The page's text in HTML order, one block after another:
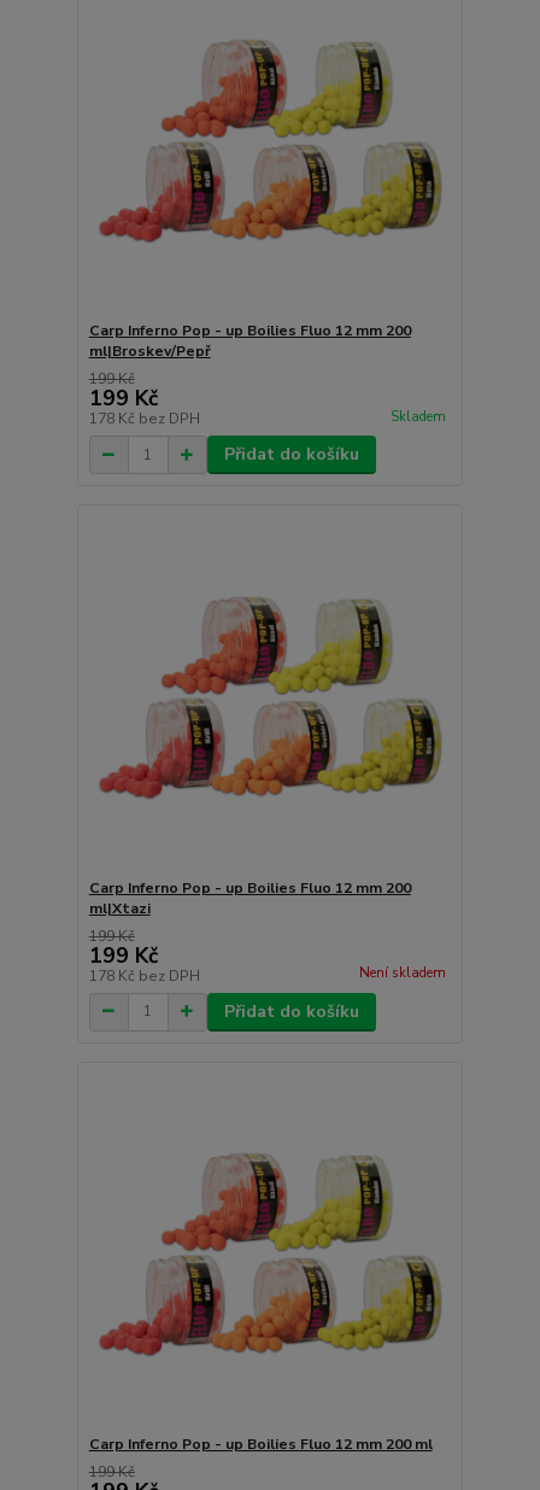
Carp Inferno Pop - up Boilies Fluo 12 mm 200
ml|Broskev/Pepř
199 Kč
199 Kč
178 Kč bez DPH Skladem
Přidat do košíku
Carp Inferno Pop - up Boilies Fluo 12 mm 200
ml|Xtazi
199 Kč
199 Kč
178 Kč bez DPH Není skladem
Přidat do košíku
Carp Inferno Pop - up Boilies Fluo 12 mm 200 ml
199 Kč